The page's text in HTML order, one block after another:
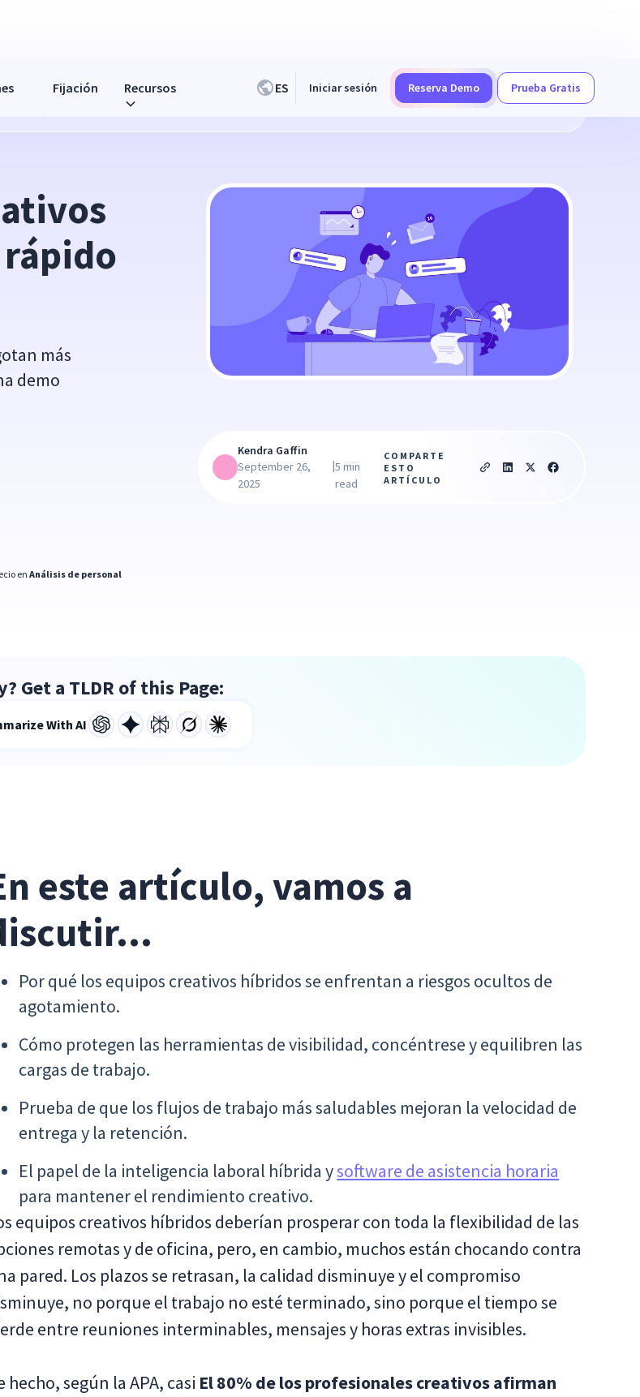
Fijación Recursos ES Iniciar sesión Reserva Demo
Prueba Gratis
más
demo
enAnálisis de personal
Kendra Gaffin
September 26,
2025
|5 min
read
COMPARTE
ESTO
ARTÍCULO
Get a TLDR of this Page:
With AI
este artículo, vamos a
Por qué los equipos creativos híbridos se enfrentan a riesgos ocultos de
agotamiento.
Cómo protegen las herramientas de visibilidad, concéntrese y equilibren las
cargas de trabajo.
Prueba de que los flujos de trabajo más saludables mejoran la velocidad de
entrega y la retención.
El papel de la inteligencia laboral híbrida ysoftware de asistencia horaria
para mantener el rendimiento creativo.
equipos creativos híbridos deberían prosperar con toda la flexibilidad de las
remotas y de oficina, pero, en cambio, muchos están chocando contra
pared. Los plazos se retrasan, la calidad disminuye y el compromiso
no porque el trabajo no esté terminado, sino porque el tiempo se
entre reuniones interminables, mensajes y horas extras invisibles.
hecho, según la APA, casi El 80% de los profesionales creativos afirman